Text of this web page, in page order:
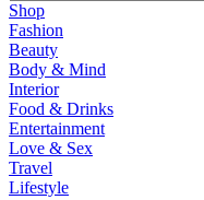
Shop
Fashion
Beauty
Body & Mind
Interior
Food & Drinks
Entertainment
Love & Sex
Travel
Lifestyle